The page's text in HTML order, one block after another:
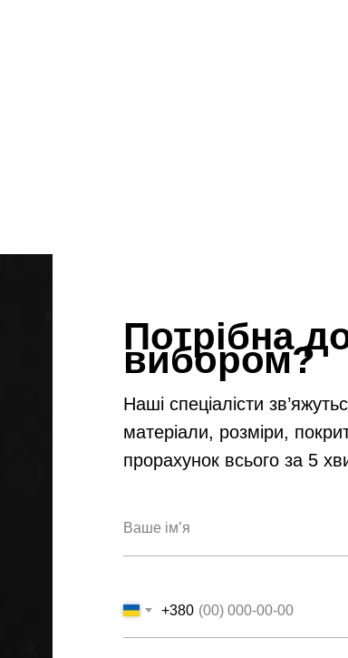
Потрібна
вибором?
Наші спеціалісти
матеріали, розміри,
прорахунок всього за 5
+380